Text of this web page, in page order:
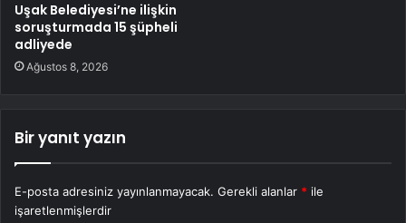
Uşak Belediyesi’ne ilişkin
soruşturmada 15 şüpheli
adliyede
Ağustos 8, 2026
Bir yanıt yazın
E-posta adresiniz yayınlanmayacak. Gerekli alanlar * ile
işaretlenmişlerdir